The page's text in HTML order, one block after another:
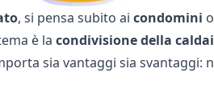
, si pensa subito ai condomini
è la condivisione della
sia vantaggi sia